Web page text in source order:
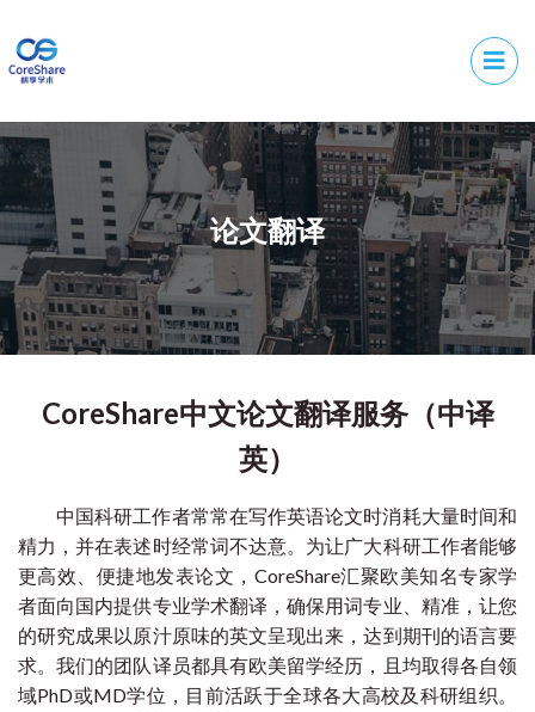
论文翻译
CoreShare中文论文翻译服务（中译
英）
中国科研工作者常常在写作英语论文时消耗大量时间和
精力，并在表述时经常词不达意。为让广大科研工作者能够
更高效、便捷地发表论文，CoreShare汇聚欧美知名专家学
者面向国内提供专业学术翻译，确保用词专业、精准，让您
的研究成果以原汁原味的英文呈现出来，达到期刊的语言要
求。我们的团队译员都具有欧美留学经历，且均取得各自领
域PhD或MD学位，目前活跃于全球各大高校及科研组织。